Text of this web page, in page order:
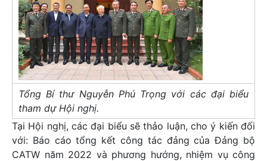
Tổng Bí thư Nguyễn Phú Trọng với các đại biểu
tham dự Hội nghị.
Tại Hội nghị, các đại biểu sẽ thảo luận, cho ý kiến đối
với: Báo cáo tổng kết công tác đảng của Đảng bộ
CATW năm 2022 và phương hướng, nhiệm vụ công